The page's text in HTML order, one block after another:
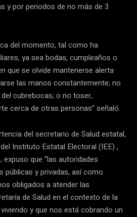
y por periodos de no más de 3
del momento, tal como ha
ya sea bodas, cumpleaños o
que se olvide mantenerse alerta
las manos constantemente; no
cubrebocas; o no toser,
cerca de otras personas” señaló.
del secretario de Salud estatal,
Instituto Estatal Electoral (IEE) ,
que “las autoridades
públicas y privadas, así como
obligados a atender las
de Salud en el contexto de la
y que nos está cobrando un